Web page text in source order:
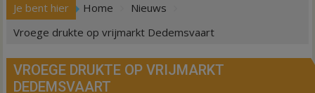
Je bent hier Home
Nieuws
Vroege drukte op vrijmarkt Dedemsvaart
VROEGE DRUKTE OP VRIJMARKT
DEDEMSVAART